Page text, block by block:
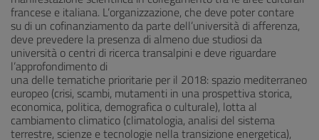
francese e italiana. L’organizzazione, che deve poter contare
su di un cofinanziamento da parte dell’università di afferenza,
deve prevedere la presenza di almeno due studiosi da
università o centri di ricerca transalpini e deve riguardare
l’approfondimento di
una delle tematiche prioritarie per il 2018: spazio mediterraneo
europeo (crisi, scambi, mutamenti in una prospettiva storica,
economica, politica, demografica o culturale), lotta al
cambiamento climatico (climatologia, analisi del sistema
terrestre, scienze e tecnologie nella transizione energetica),